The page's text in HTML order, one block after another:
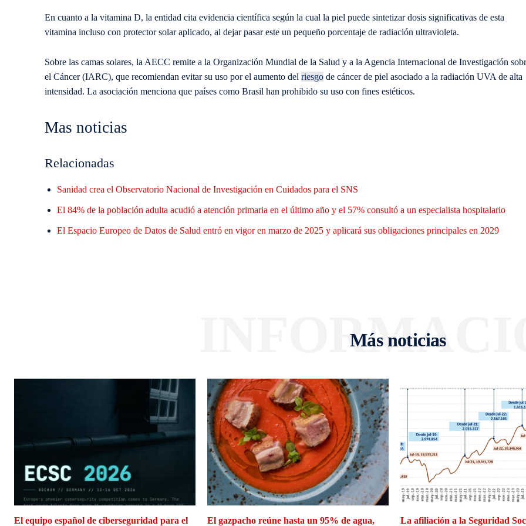
En cuanto a la vitamina D, la entidad cita evidencia científica según la cual la piel puede sintetizar dosis significativas de esta
vitamina incluso con protector solar aplicado, al dejar pasar este un pequeño porcentaje de radiación ultravioleta.
Sobre las camas solares, la AECC remite a la Organización Mundial de la Salud y a la Agencia Internacional de Investigación
el Cáncer (IARC), que recomiendan evitar su uso por el aumento del riesgo de cáncer de piel asociado a la radiación UVA de alta
intensidad. La asociación menciona que países como Brasil han prohibido su uso con fines estéticos.
Mas noticias
Relacionadas
Sanidad crea el Observatorio Nacional de Investigación en Cuidados para el SNS
El 84% de la población adulta acudió a atención primaria en el último año y el 57% consultó a un especialista hospitalario
El Espacio Europeo de Datos de Salud entró en vigor en marzo de 2025 y aplicará sus obligaciones principales en 2029
Más noticias
El equipo español de ciberseguridad para el El gazpacho reúne hasta un 95% de agua, La afiliación a la Seguridad